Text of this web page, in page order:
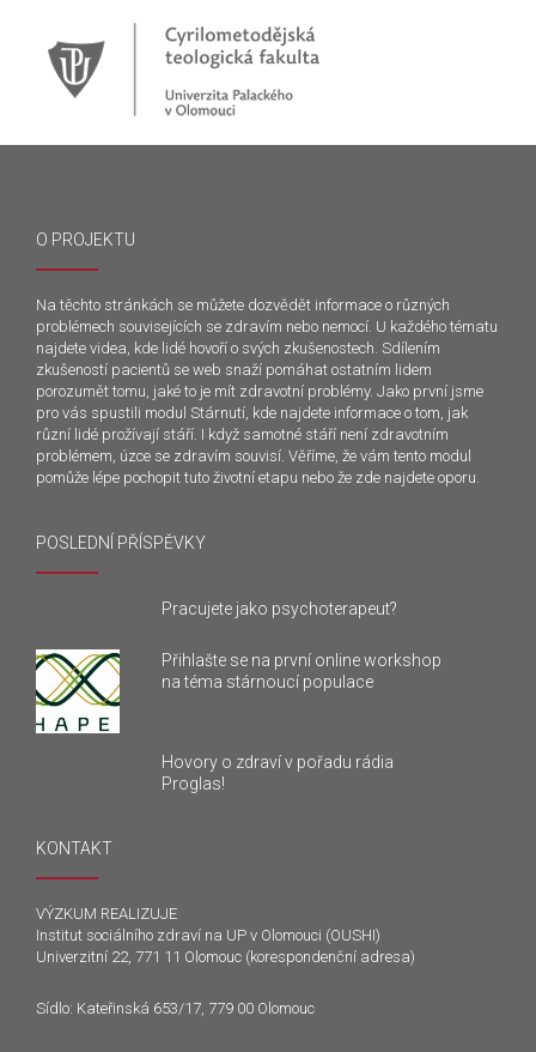
O PROJEKTU
Na těchto stránkách se můžete dozvědět informace o různých
problémech souvisejících se zdravím nebo nemocí. U každého tématu
najdete videa, kde lidé hovoří o svých zkušenostech. Sdílením
zkušeností pacientů se web snaží pomáhat ostatním lidem
porozumět tomu, jaké to je mít zdravotní problémy. Jako první jsme
pro vás spustili modul Stárnutí, kde najdete informace o tom, jak
různí lidé prožívají stáří. I když samotné stáří není zdravotním
problémem, úzce se zdravím souvisí. Věříme, že vám tento modul
pomůže lépe pochopit tuto životní etapu nebo že zde najdete oporu.
POSLEDNÍ PŘÍSPĚVKY
Pracujete jako psychoterapeut?
Přihlašte se na první online workshop
na téma stárnoucí populace
Hovory o zdraví v pořadu rádia
Proglas!
KONTAKT
VÝZKUM REALIZUJE
Institut sociálního zdraví na UP v Olomouci (OUSHI)
Univerzitní 22, 771 11 Olomouc (korespondenční adresa)
Sídlo: Kateřinská 653/17, 779 00 Olomouc